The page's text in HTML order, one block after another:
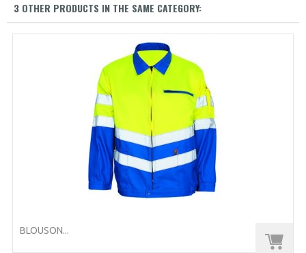
3 OTHER PRODUCTS IN THE SAME CATEGORY:
BLOUSON...